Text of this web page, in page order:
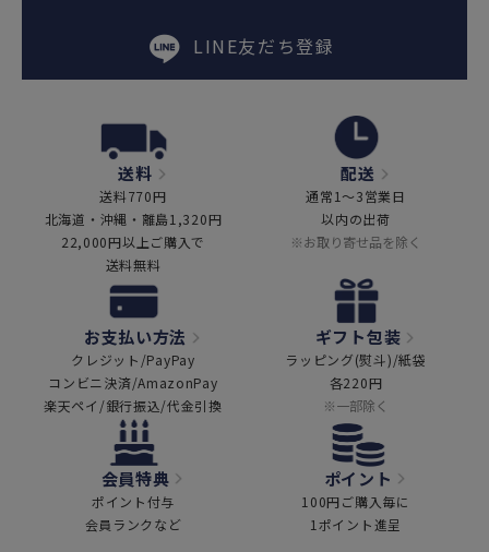
LINE友だち登録
送料
送料770円
北海道・沖縄・離島1,320円
22,000円以上ご購入で
送料無料
配送
通常1～3営業日
以内の出荷
※お取り寄せ品を除く
お支払い方法
クレジット/PayPay
コンビニ決済/AmazonPay
楽天ペイ/銀行振込/代金引換
ギフト包装
ラッピング(熨斗)/紙袋
各220円
※一部除く
会員特典
ポイント付与
会員ランクなど
ポイント
100円ご購入毎に
1ポイント進呈